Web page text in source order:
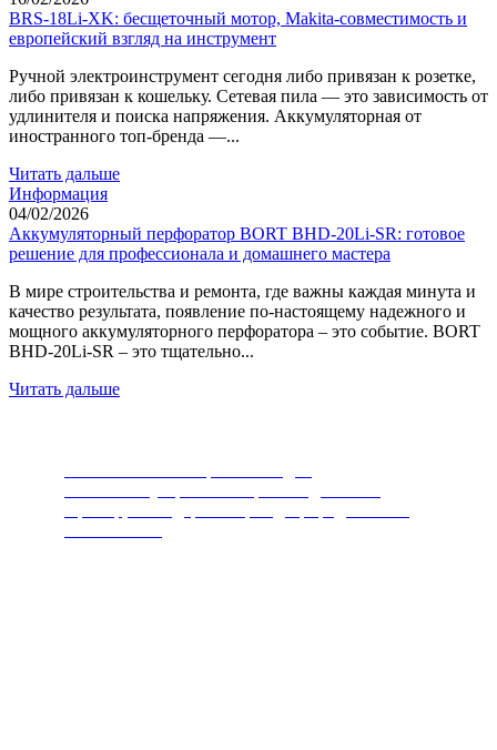
BRS-18Li-XK: бесщеточный мотор, Makita-совместимость и
европейский взгляд на инструмент
Ручной электроинструмент сегодня либо привязан к розетке,
либо привязан к кошельку. Сетевая пила — это зависимость от
удлинителя и поиска напряжения. Аккумуляторная от
иностранного топ-бренда —...
Читать дальше
Информация
04/02/2026
Аккумуляторный перфоратор BORT BHD-20Li-SR: готовое
решение для профессионала и домашнего мастера
В мире строительства и ремонта, где важны каждая минута и
качество результата, появление по-настоящему надежного и
мощного аккумуляторного перфоратора – это событие. BORT
BHD-20Li-SR – это тщательно...
Читать дальше